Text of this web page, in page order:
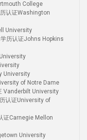
College
认证Washington
University
历认证Johns Hopkins
University
of Notre Dame
Vanderbilt University
认证University of
证Carnegie Mellon
University